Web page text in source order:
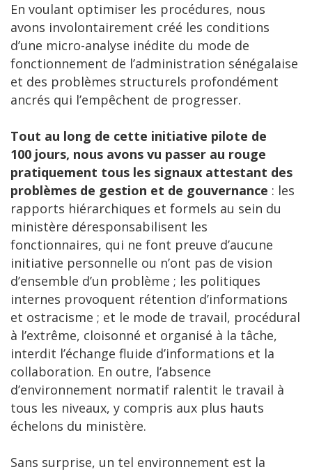
En voulant optimiser les procédures, nous
avons involontairement créé les conditions
d’une micro-analyse inédite du mode de
fonctionnement de l’administration sénégalaise
et des problèmes structurels profondément
ancrés qui l’empêchent de progresser.
Tout au long de cette initiative pilote de
100 jours, nous avons vu passer au rouge
pratiquement tous les signaux attestant des
problèmes de gestion et de gouvernance : les
rapports hiérarchiques et formels au sein du
ministère déresponsabilisent les
fonctionnaires, qui ne font preuve d’aucune
initiative personnelle ou n’ont pas de vision
d’ensemble d’un problème ; les politiques
internes provoquent rétention d’informations
et ostracisme ; et le mode de travail, procédural
à l’extrême, cloisonné et organisé à la tâche,
interdit l’échange fluide d’informations et la
collaboration. En outre, l’absence
d’environnement normatif ralentit le travail à
tous les niveaux, y compris aux plus hauts
échelons du ministère.
Sans surprise, un tel environnement est la